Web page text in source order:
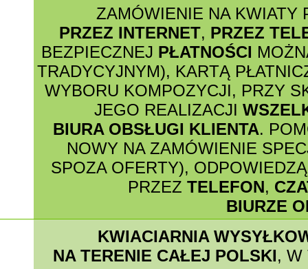
ZAMÓWIENIE NA KWIATY
PRZEZ INTERNET, PRZEZ
BEZPIECZNEJ PŁATNOŚCI
TRADYCYJNYM), KARTĄ
WYBORU KOMPOZYCJI, PRZY
JEGO REALIZACJI
BIURA OBSŁUGI KLIENTA.
NOWY NA ZAMÓWIENIE
SPOZA OFERTY),
PRZEZ TELEFON,
BIURZE
KWIACIARNIA
NA TERENIE CAŁEJ POLSKI, W